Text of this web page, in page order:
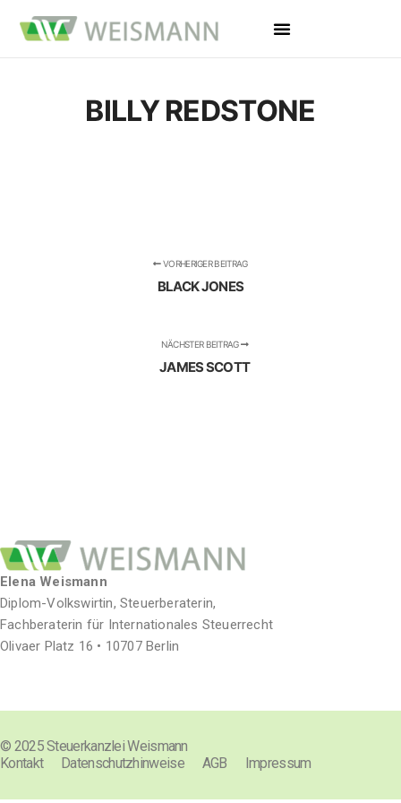
BILLY REDSTONE
VORHERIGER BEITRAG
BLACK JONES
NÄCHSTER BEITRAG
JAMES SCOTT
Elena Weismann
Diplom-Volkswirtin, Steuerberaterin,
Fachberaterin für Internationales Steuerrecht
Olivaer Platz 16 • 10707 Berlin
© 2025 Steuerkanzlei Weismann
Kontakt
Datenschutzhinweise AGB Impressum